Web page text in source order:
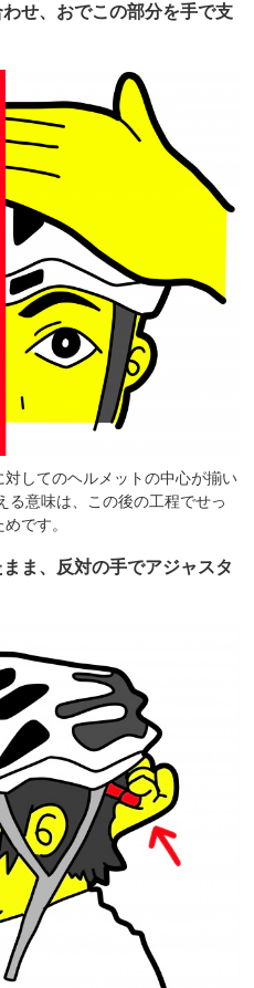
せ、おでこの部分を手で支
してのヘルメットの中心が揃い
る意味は、この後の工程でせっ
です。
ま、反対の手でアジャスタ